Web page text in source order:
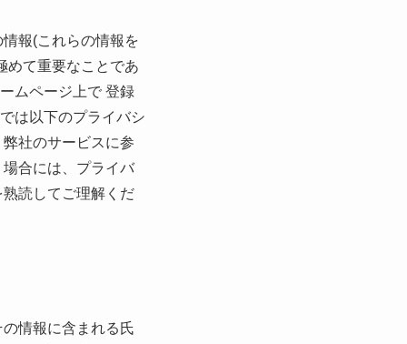
報(これらの情報を
めて重要なことであ
ムページ上で 登録
は以下のプライバシ
社のサービスに参
合には、プライバ
読してご理解くだ
情報に含まれる氏